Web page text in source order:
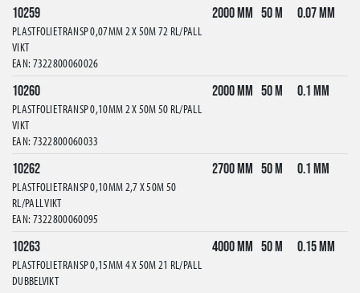
10259
PLASTFOLIE TRANSP 0,07MM 2 X 50M 72 RL/PALL
VIKT
EAN: 7322800060026
2000 mm 50 m 0.07 mm
10260
PLASTFOLIE TRANSP 0,10MM 2 X 50M 50 RL/PALL
VIKT
EAN: 7322800060033
2000 mm 50 m 0.1 mm
10262
PLASTFOLIE TRANSP 0,10MM 2,7 X 50M 50
RL/PALL VIKT
EAN: 7322800060095
2700 mm 50 m 0.1 mm
10263
PLASTFOLIE TRANSP 0,15MM 4 X 50M 21 RL/PALL
DUBBELVIKT
4000 mm 50 m 0.15 mm